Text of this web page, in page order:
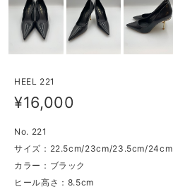
HEEL 221
¥16,000
No. 221
サイズ：22.5cm/23cm/23.5cm/24cm
カラー：ブラック
ヒール高さ：8.5cm